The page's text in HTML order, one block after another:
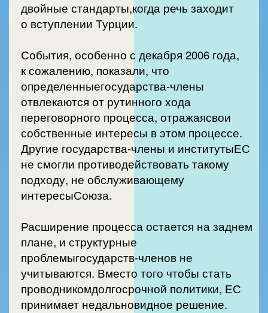
двойные стандарты,когда речь заходит
о вступлении Турции.
События, особенно с декабря 2006 года,
к сожалению, показали, что
определенныегосударства-члены
отвлекаются от рутинного хода
переговорного процесса, отражаясвои
собственные интересы в этом процессе.
Другие государства-члены и институтыЕС
не смогли противодействовать такому
подходу, не обслуживающему
интересыСоюза.
Расширение процесса остается на заднем
плане, и структурные
проблемыгосударств-членов не
учитываются. Вместо того чтобы стать
проводникомдолгосрочной политики, ЕС
принимает недальновидное решение.